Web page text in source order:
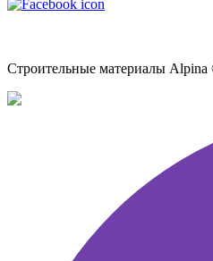
Строительные материалы Alpina